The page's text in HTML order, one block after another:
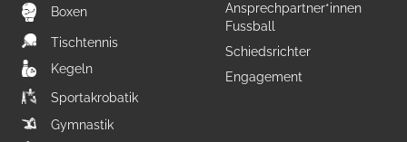
Boxen
Tischtennis
Kegeln
Sportakrobatik
Gymnastik
Ansprechpartner*innen
Fussball
Schiedsrichter
Engagement